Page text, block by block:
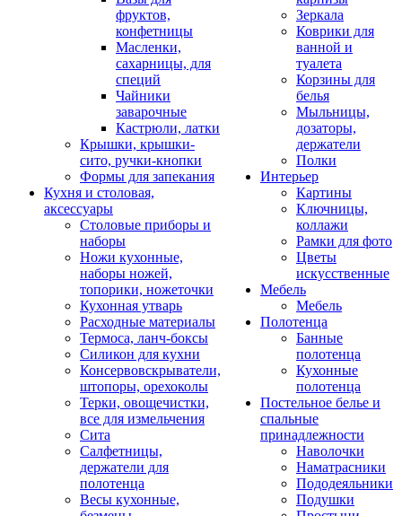
фруктов,
конфетницы
Масленки,
сахарницы, для
специй
Чайники
заварочные
Кастрюли, латки
Крышки, крышки-
сито, ручки-кнопки
Формы для запекания
Кухня и столовая,
аксессуары
Столовые приборы и
наборы
Ножи кухонные,
наборы ножей,
топорики, ножеточки
Кухонная утварь
Расходные материалы
Термоса, ланч-боксы
Силикон для кухни
Консервовскрыватели,
штопоры, орехоколы
Терки, овощечистки,
все для измельчения
Сита
Салфетницы,
держатели для
полотенца
Весы кухонные,
Зеркала
Коврики для
ванной и
туалета
Корзины для
белья
Мыльницы,
дозаторы,
держатели
Полки
Интерьер
Картины
Ключницы,
коллажи
Рамки для фото
Цветы
искусственные
Мебель
Мебель
Полотенца
Банные
полотенца
Кухонные
полотенца
Постельное белье и
спальные
принадлежности
Наволочки
Наматрасники
Пододеяльники
Подушки